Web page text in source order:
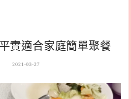
實適合家庭簡單聚餐
2021-03-27